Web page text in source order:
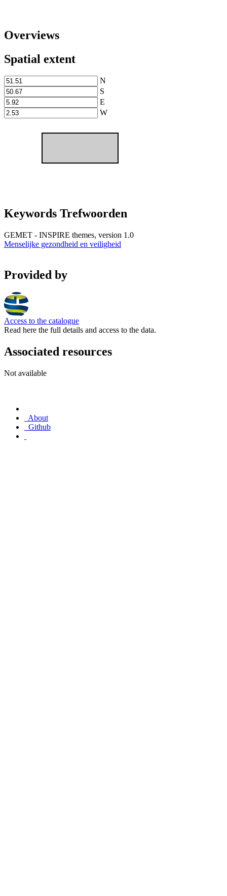
Overviews
Spatial extent
N
S
E
W
Keywords Trefwoorden
GEMET - INSPIRE themes, version 1.0
Menselijke gezondheid en veiligheid
Provided by
Access to the catalogue
Read here the full details and access to the data.
Associated resources
Not available
About
Github